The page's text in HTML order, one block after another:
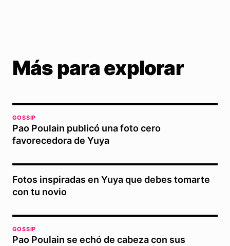
Más para explorar
GOSSIP
Pao Poulain publicó una foto cero
favorecedora de Yuya
Fotos inspiradas en Yuya que debes tomarte
con tu novio
GOSSIP
Pao Poulain se echó de cabeza con sus